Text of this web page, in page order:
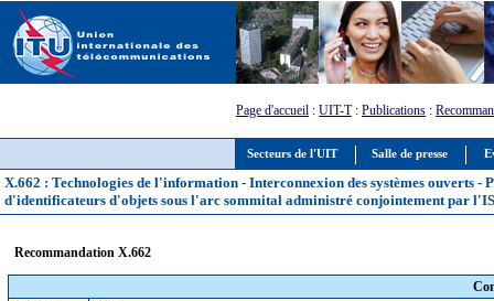
Secteurs de l'UIT Salle de presse
Page d'accueil : UIT-T: Publications :
X.662 : Technologies de l'information - Interconnexion des systèmes ouverts
d'identificateurs d'objets sous l'arc sommital administré conjointement par
Recommandation X.662